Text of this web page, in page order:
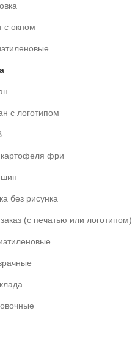
с окном
с логотипом
фри
без рисунка
(с печатью или логотипом)